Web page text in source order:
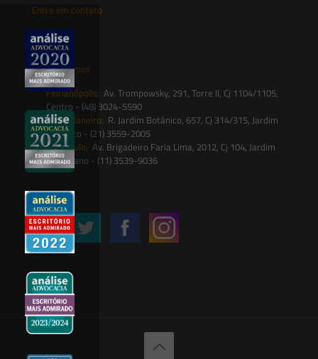
Entre em contato
contato@saesadvogados.com.br
Onde estamos
Florianópolis: Av. Trompowsky, 291, Torre II, Cj 1104/1105,
Centro - (48) 3024-5590
Rio de Janeiro: R. Jardim Botânico, 657, Cj 314/315, Jardim
Botânico - (21) 3559-2005
São Paulo: Av. Brigadeiro Faria Lima, 2012, Cj 104, Jardim
Paulistano - (11) 3539-9036
Siga-nos